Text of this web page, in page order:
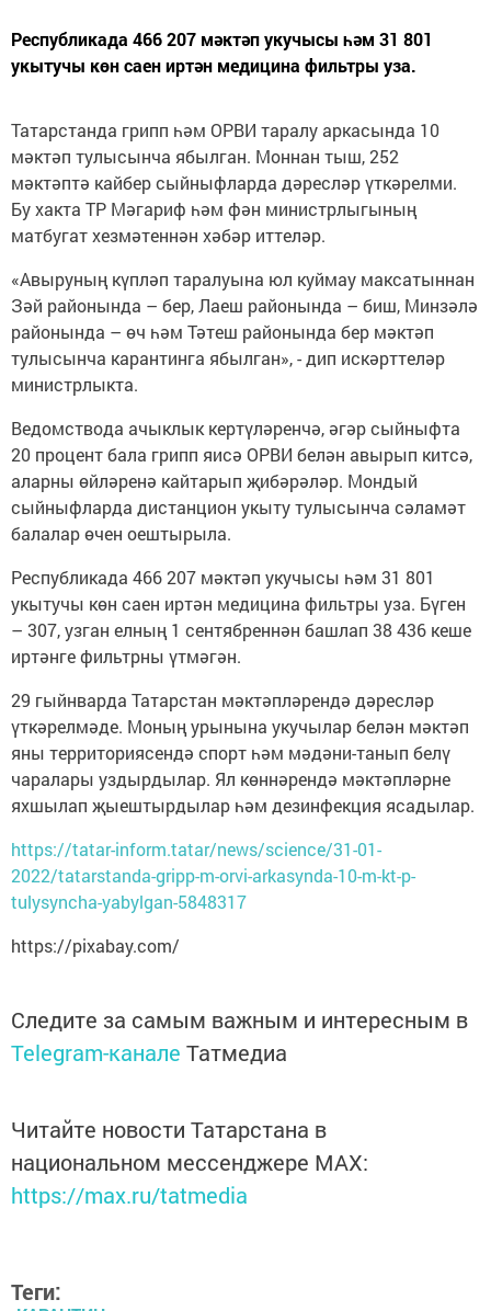
Республикада 466 207 мәктәп укучысы һәм 31 801
укытучы көн саен иртән медицина фильтры уза.
Татарстанда грипп һәм ОРВИ таралу аркасында 10
мәктәп тулысынча ябылган. Моннан тыш, 252
мәктәптә кайбер сыйныфларда дәресләр үткәрелми.
Бу хакта ТР Мәгариф һәм фән министрлыгының
матбугат хезмәтеннән хәбәр иттеләр.
«Авыруның күпләп таралуына юл куймау максатыннан
Зәй районында – бер, Лаеш районында – биш, Минзәлә
районында – өч һәм Тәтеш районында бер мәктәп
тулысынча карантинга ябылган», - дип искәрттеләр
министрлыкта.
Ведомствода ачыклык кертүләренчә, әгәр сыйныфта
20 процент бала грипп яисә ОРВИ белән авырып китсә,
аларны өйләренә кайтарып җибәрәләр. Мондый
сыйныфларда дистанцион укыту тулысынча сәламәт
балалар өчен оештырыла.
Республикада 466 207 мәктәп укучысы һәм 31 801
укытучы көн саен иртән медицина фильтры уза. Бүген
– 307, узган елның 1 сентябреннән башлап 38 436 кеше
иртәнге фильтрны үтмәгән.
29 гыйнварда Татарстан мәктәпләрендә дәресләр
үткәрелмәде. Моның урынына укучылар белән мәктәп
яны территориясендә спорт һәм мәдәни-танып белү
чаралары уздырдылар. Ял көннәрендә мәктәпләрне
яхшылап җыештырдылар һәм дезинфекция ясадылар.
https://tatar-inform.tatar/news/science/31-01-
2022/tatarstanda-gripp-m-orvi-arkasynda-10-m-kt-p-
tulysyncha-yabylgan-5848317
https://pixabay.com/
Следите за самым важным и интересным в
Telegram-канале Татмедиа
Читайте новости Татарстана в
национальном мессенджере MАХ:
https://max.ru/tatmedia
Теги: